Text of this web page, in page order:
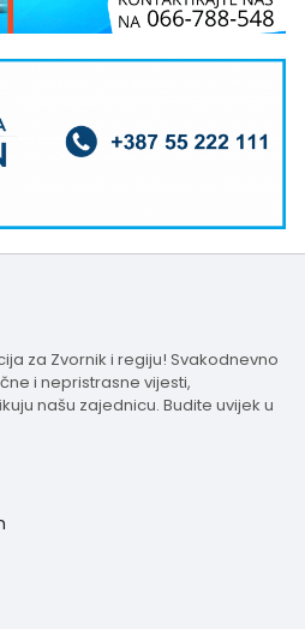
za Zvornik i regiju! Svakodnevno
i nepristrasne vijesti,
našu zajednicu. Budite uvijek u